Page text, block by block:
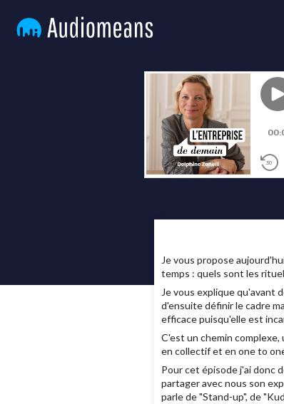
Je vous propose
temps : quels sont les
Je vous explique qu'avant
d'ensuite définir le cadre
efficace puisqu'elle est
C'est un chemin complexe,
en collectif et en one to
Pour cet épisode j'ai donc
partager avec nous son
parle de "Stand-up", de